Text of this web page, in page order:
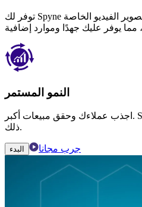
توفر لك Spyne حلولاً لجميع احتياجات تصوير الفيديو الخاصة
النمو المستمر
اجذب عملاءك وحقق مبيعات أكبر. Spyne هنا لمساعدتك في كل
ذلك.
البدء جرب مجانا